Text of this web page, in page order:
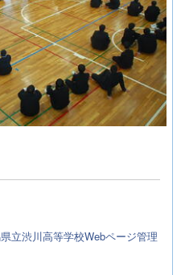
立渋川高等学校Webページ管理